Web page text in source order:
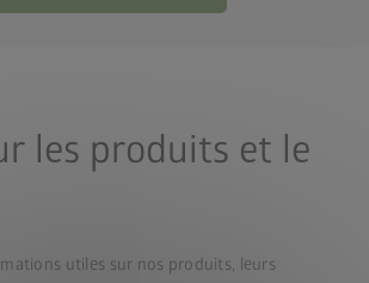
les produits et le
utiles sur nos produits, leurs